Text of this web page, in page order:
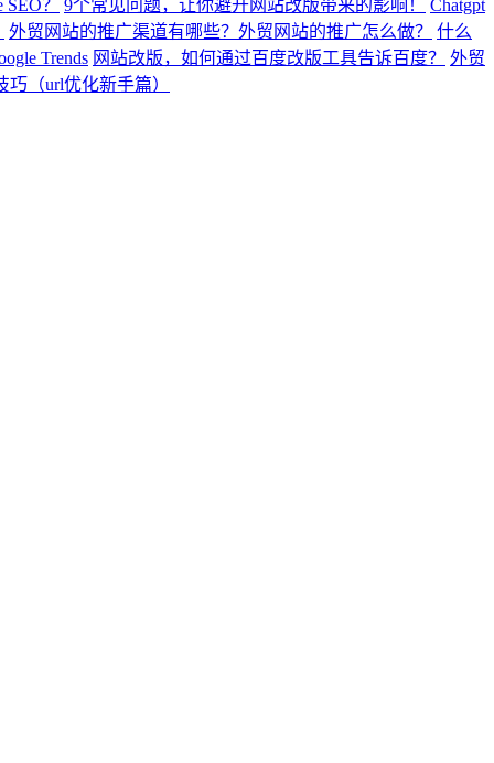
？
9个常见问题，让你避开网站改版带来的影响！
Chatgpt
外贸网站的推广渠道有哪些？外贸网站的推广怎么做？
什么
Trends 网站改版，如何通过百度改版工具告诉百度？
外贸
（url优化新手篇）